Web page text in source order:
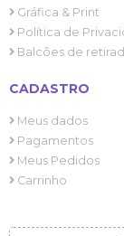
Gráfica & Print
Política de
Balcões de
CADASTRO
Meus dados
Pagamentos
Meus Pedidos
Carrinho